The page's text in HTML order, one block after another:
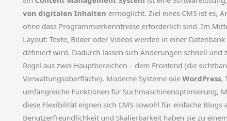
von digitalen Inhalten ermöglicht. Ziel eines CMS ist es,
ohne dass Programmierkenntnisse erforderlich sind. Im
Layout: Texte, Bilder oder Videos werden in einer
definiert wird. Dadurch lassen sich Änderungen schnell und
Regel aus zwei Hauptbereichen – dem Frontend (die
Verwaltungsoberfläche). Moderne Systeme wie WordPress,
umfangreiche Funktionen für Suchmaschinenoptimierung,
diese Flexibilität eignen sich CMS sowohl für einfache
Benutzerfreundlichkeit und Skalierbarkeit haben sie zu